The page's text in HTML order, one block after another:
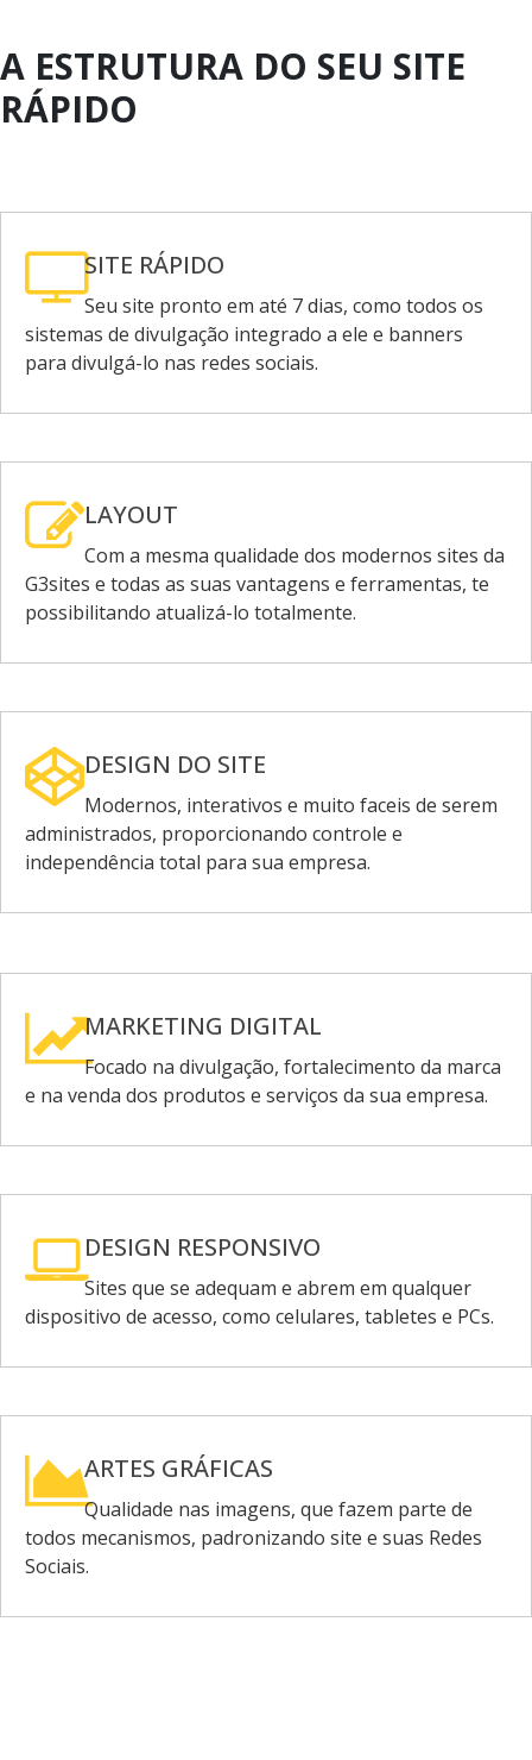
A ESTRUTURA DO SEU SITE
RÁPIDO
SITE RÁPIDO
Seu site pronto em até 7 dias, como todos os
sistemas de divulgação integrado a ele e banners
para divulgá-lo nas redes sociais.
LAYOUT
Com a mesma qualidade dos modernos sites da
G3sites e todas as suas vantagens e ferramentas, te
possibilitando atualizá-lo totalmente.
DESIGN DO SITE
Modernos, interativos e muito faceis de serem
administrados, proporcionando controle e
independência total para sua empresa.
MARKETING DIGITAL
Focado na divulgação, fortalecimento da marca
e na venda dos produtos e serviços da sua empresa.
DESIGN RESPONSIVO
Sites que se adequam e abrem em qualquer
dispositivo de acesso, como celulares, tabletes e PCs.
ARTES GRÁFICAS
Qualidade nas imagens, que fazem parte de
todos mecanismos, padronizando site e suas Redes
Sociais.